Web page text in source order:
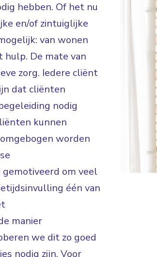
hebben. Of het nu
en/of zintuiglijke
van wonen
De mate van
zorg. Iedere cliënt
dat cliënten
nodig
kunnen
worden
om veel
één van
manier
we dit zo goed
nodig zijn. Voor